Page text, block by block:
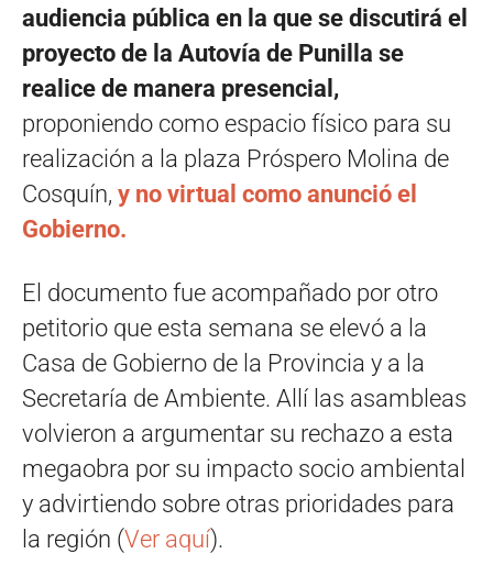
audiencia pública en la que se discutirá el
proyecto de la Autovía de Punilla se
realice de manera presencial,
proponiendo como espacio físico para su
realización a la plaza Próspero Molina de
Cosquín, y no virtual como anunció el
Gobierno.
El documento fue acompañado por otro
petitorio que esta semana se elevó a la
Casa de Gobierno de la Provincia y a la
Secretaría de Ambiente. Allí las asambleas
volvieron a argumentar su rechazo a esta
megaobra por su impacto socio ambiental
y advirtiendo sobre otras prioridades para
la región (Ver aquí).